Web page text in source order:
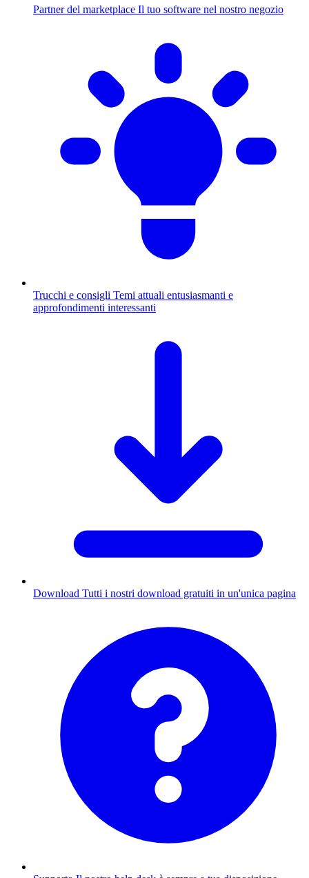
Partner del marketplace Il tuo software nel nostro negozio
Trucchi e consigli Temi attuali entusiasmanti e
approfondimenti interessanti
Download Tutti i nostri download gratuiti in un'unica pagina